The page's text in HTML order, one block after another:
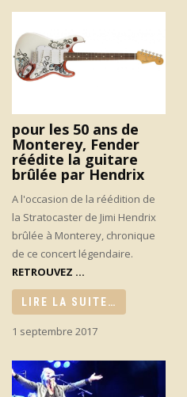
pour les 50 ans de
Monterey, Fender
réédite la guitare
brûlée par Hendrix
A l'occasion de la réédition de
la Stratocaster de Jimi Hendrix
brûlée à Monterey, chronique
de ce concert légendaire.
RETROUVEZ ...
LIRE LA SUITE…
1 septembre 2017